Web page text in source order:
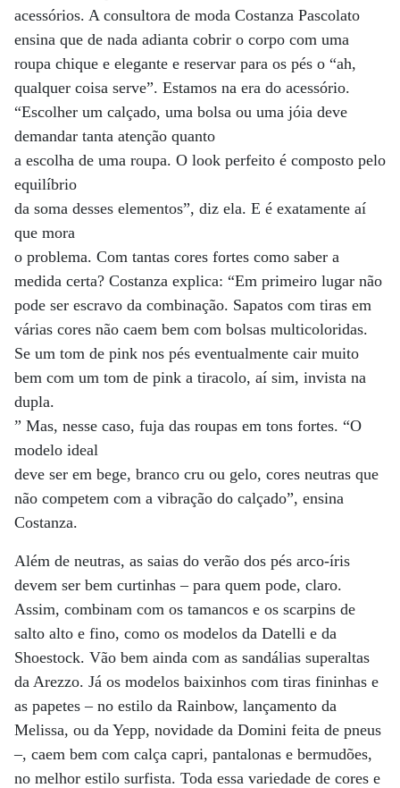
acessórios. A consultora de moda Costanza Pascolato
ensina que de nada adianta cobrir o corpo com uma
roupa chique e elegante e reservar para os pés o “ah,
qualquer coisa serve”. Estamos na era do acessório.
“Escolher um calçado, uma bolsa ou uma jóia deve
demandar tanta atenção quanto
a escolha de uma roupa. O look perfeito é composto pelo
equilíbrio
da soma desses elementos”, diz ela. E é exatamente aí
que mora
o problema. Com tantas cores fortes como saber a
medida certa? Costanza explica: “Em primeiro lugar não
pode ser escravo da combinação. Sapatos com tiras em
várias cores não caem bem com bolsas multicoloridas.
Se um tom de pink nos pés eventualmente cair muito
bem com um tom de pink a tiracolo, aí sim, invista na
dupla.
” Mas, nesse caso, fuja das roupas em tons fortes. “O
modelo ideal
deve ser em bege, branco cru ou gelo, cores neutras que
não competem com a vibração do calçado”, ensina
Costanza.
Além de neutras, as saias do verão dos pés arco-íris
devem ser bem curtinhas – para quem pode, claro.
Assim, combinam com os tamancos e os scarpins de
salto alto e fino, como os modelos da Datelli e da
Shoestock. Vão bem ainda com as sandálias superaltas
da Arezzo. Já os modelos baixinhos com tiras fininhas e
as papetes – no estilo da Rainbow, lançamento da
Melissa, ou da Yepp, novidade da Domini feita de pneus
–, caem bem com calça capri, pantalonas e bermudões,
no melhor estilo surfista. Toda essa variedade de cores e